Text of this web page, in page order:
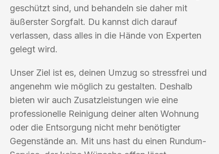
geschützt sind, und behandeln sie daher mit
äußerster Sorgfalt. Du kannst dich darauf
verlassen, dass alles in die Hände von Experten
gelegt wird.
Unser Ziel ist es, deinen Umzug so stressfrei und
angenehm wie möglich zu gestalten. Deshalb
bieten wir auch Zusatzleistungen wie eine
professionelle Reinigung deiner alten Wohnung
oder die Entsorgung nicht mehr benötigter
Gegenstände an. Mit uns hast du einen Rundum-